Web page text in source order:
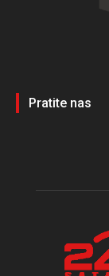
Pratite nas